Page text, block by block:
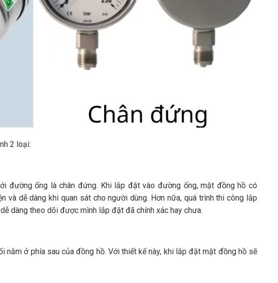
2 loại:
đường ống là chân đứng. Khi lắp đặt vào đường ống, mặt đồng hồ có
dễ dàng khi quan sát cho người dùng. Hơn nữa, quá trình thi công lắp
dàng theo dõi được mình lắp đặt đã chính xác hay chưa.
ở phía sau của đồng hồ. Với thiết kế này, khi lắp đặt mặt đồng hồ sẽ